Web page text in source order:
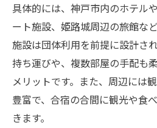
具体的には、神戸市内のホテル
ート施設、姫路城周辺の旅館な
施設は団体利用を前提に設計さ
持ち運びや、複数部屋の手配も
メリットです。また、周辺には
豊富で、合宿の合間に観光や食
きます。